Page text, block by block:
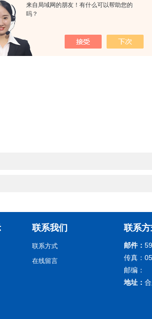
来自局域网的朋友！有什么可以帮助您的
吗？
联系我们
联系方式
在线留言
联系
邮件：
传真：
邮编：
地址：